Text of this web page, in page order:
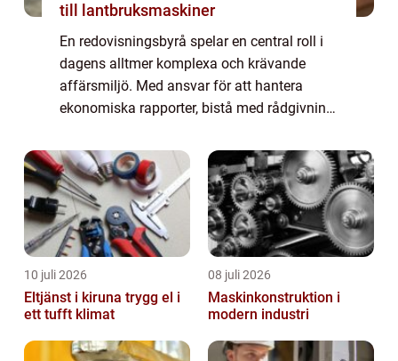
till lantbruksmaskiner
En redovisningsbyrå spelar en central roll i
dagens alltmer komplexa och krävande
affärsmiljö. Med ansvar för att hantera
ekonomiska rapporter, bistå med rådgivning
10 juli 2026
Eltjänst i kiruna trygg el i
ett tufft klimat
08 juli 2026
Maskinkonstruktion i
modern industri